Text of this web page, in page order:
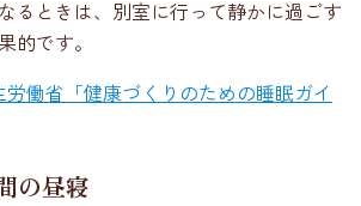
るときは、別室に行って静かに過ごす
的です。
労働省「健康づくりのための睡眠ガイ
の昼寝